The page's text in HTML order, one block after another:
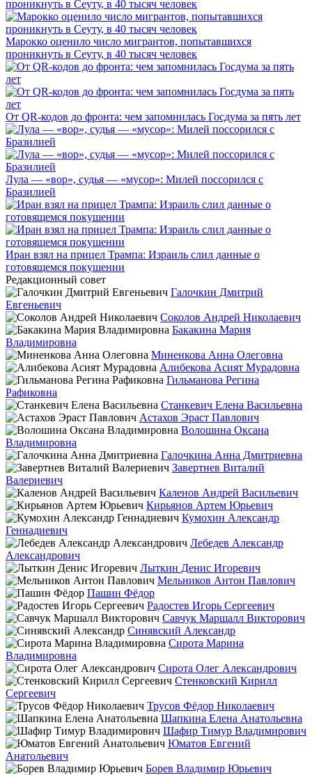
Марокко оценило число мигрантов, попытавшихся
проникнуть в Сеуту, в 40 тысяч человек
От QR-кодов до фронта: чем запомнилась Госдума за пять лет
Лула — «вор», судья — «мусор»: Милей поссорился с
Бразилией
Иран взял на прицел Трампа: Израиль слил данные о
готовящемся покушении
Редакционный совет
Галочкин Дмитрий
Евгеньевич
Соколов Андрей Николаевич
Бакакина Мария
Владимировна
Миненкова Анна Олеговна
Алибекова Асият Мурадовна
Гильманова Регина
Рафиковна
Станкевич Елена Васильевна
Астахов Эраст Павлович
Волошина Оксана
Владимировна
Галочкина Анна Дмитриевна
Завертнев Виталий
Валериевич
Каленов Андрей Васильевич
Кирьянов Артем Юрьевич
Кумохин Александр
Геннадиевич
Лебедев Александр
Александрович
Лыткин Денис Игоревич
Мельников Антон Павлович
Пашин Фёдор
Радостев Игорь Сергеевич
Савчук Маршалл Викторович
Синявский Александр
Сирота Марина
Владимировна
Сирота Олег Александрович
Стенковский Кирилл
Сергеевич
Трусов Фёдор Николаевич
Шапкина Елена Анатольевна
Шафир Тимур Владимирович
Юматов Евгений
Анатольевич
Борев Владимир Юрьевич